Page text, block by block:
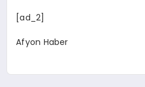
[ad_2]
Afyon Haber